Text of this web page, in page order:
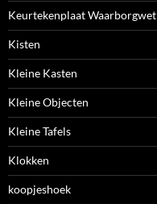
Keurtekenplaat Waarborgwet
Kisten
Kleine Kasten
Kleine Objecten
Kleine Tafels
Klokken
koopjeshoek